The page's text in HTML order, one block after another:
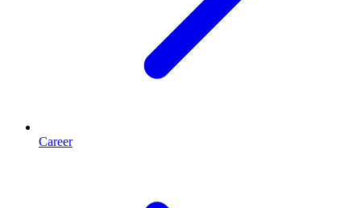
Career